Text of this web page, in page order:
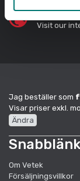
Visit our
Jag beställer som
Visar priser exkl.
Ändra
Om Vetek
Försäljningsvillkor